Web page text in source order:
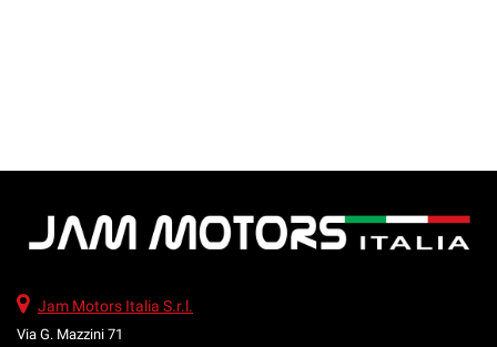
Jam Motors Italia S.r.l.
Via G. Mazzini 71